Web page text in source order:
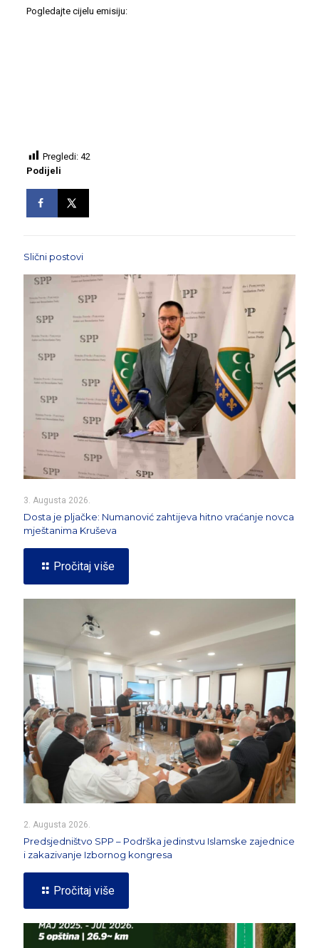
Pogledajte cijelu emisiju:
Pregledi: 42
Podijeli
Slični postovi
3. Augusta 2026.
Dosta je pljačke: Numanović zahtijeva hitno vraćanje novca
mještanima Kruševa
Pročitaj više
2. Augusta 2026.
Predsjedništvo SPP – Podrška jedinstvu Islamske zajednice
i zakazivanje Izbornog kongresa
Pročitaj više